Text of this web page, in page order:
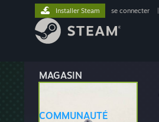
MAGASIN
COMMUNAUTÉ
Installer Steam se connecter